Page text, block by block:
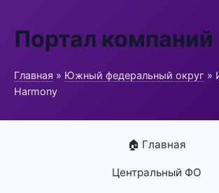
Портал компаний
Главная » Южный федеральный округ »
Harmony
🏠 Главная
Центральный ФО